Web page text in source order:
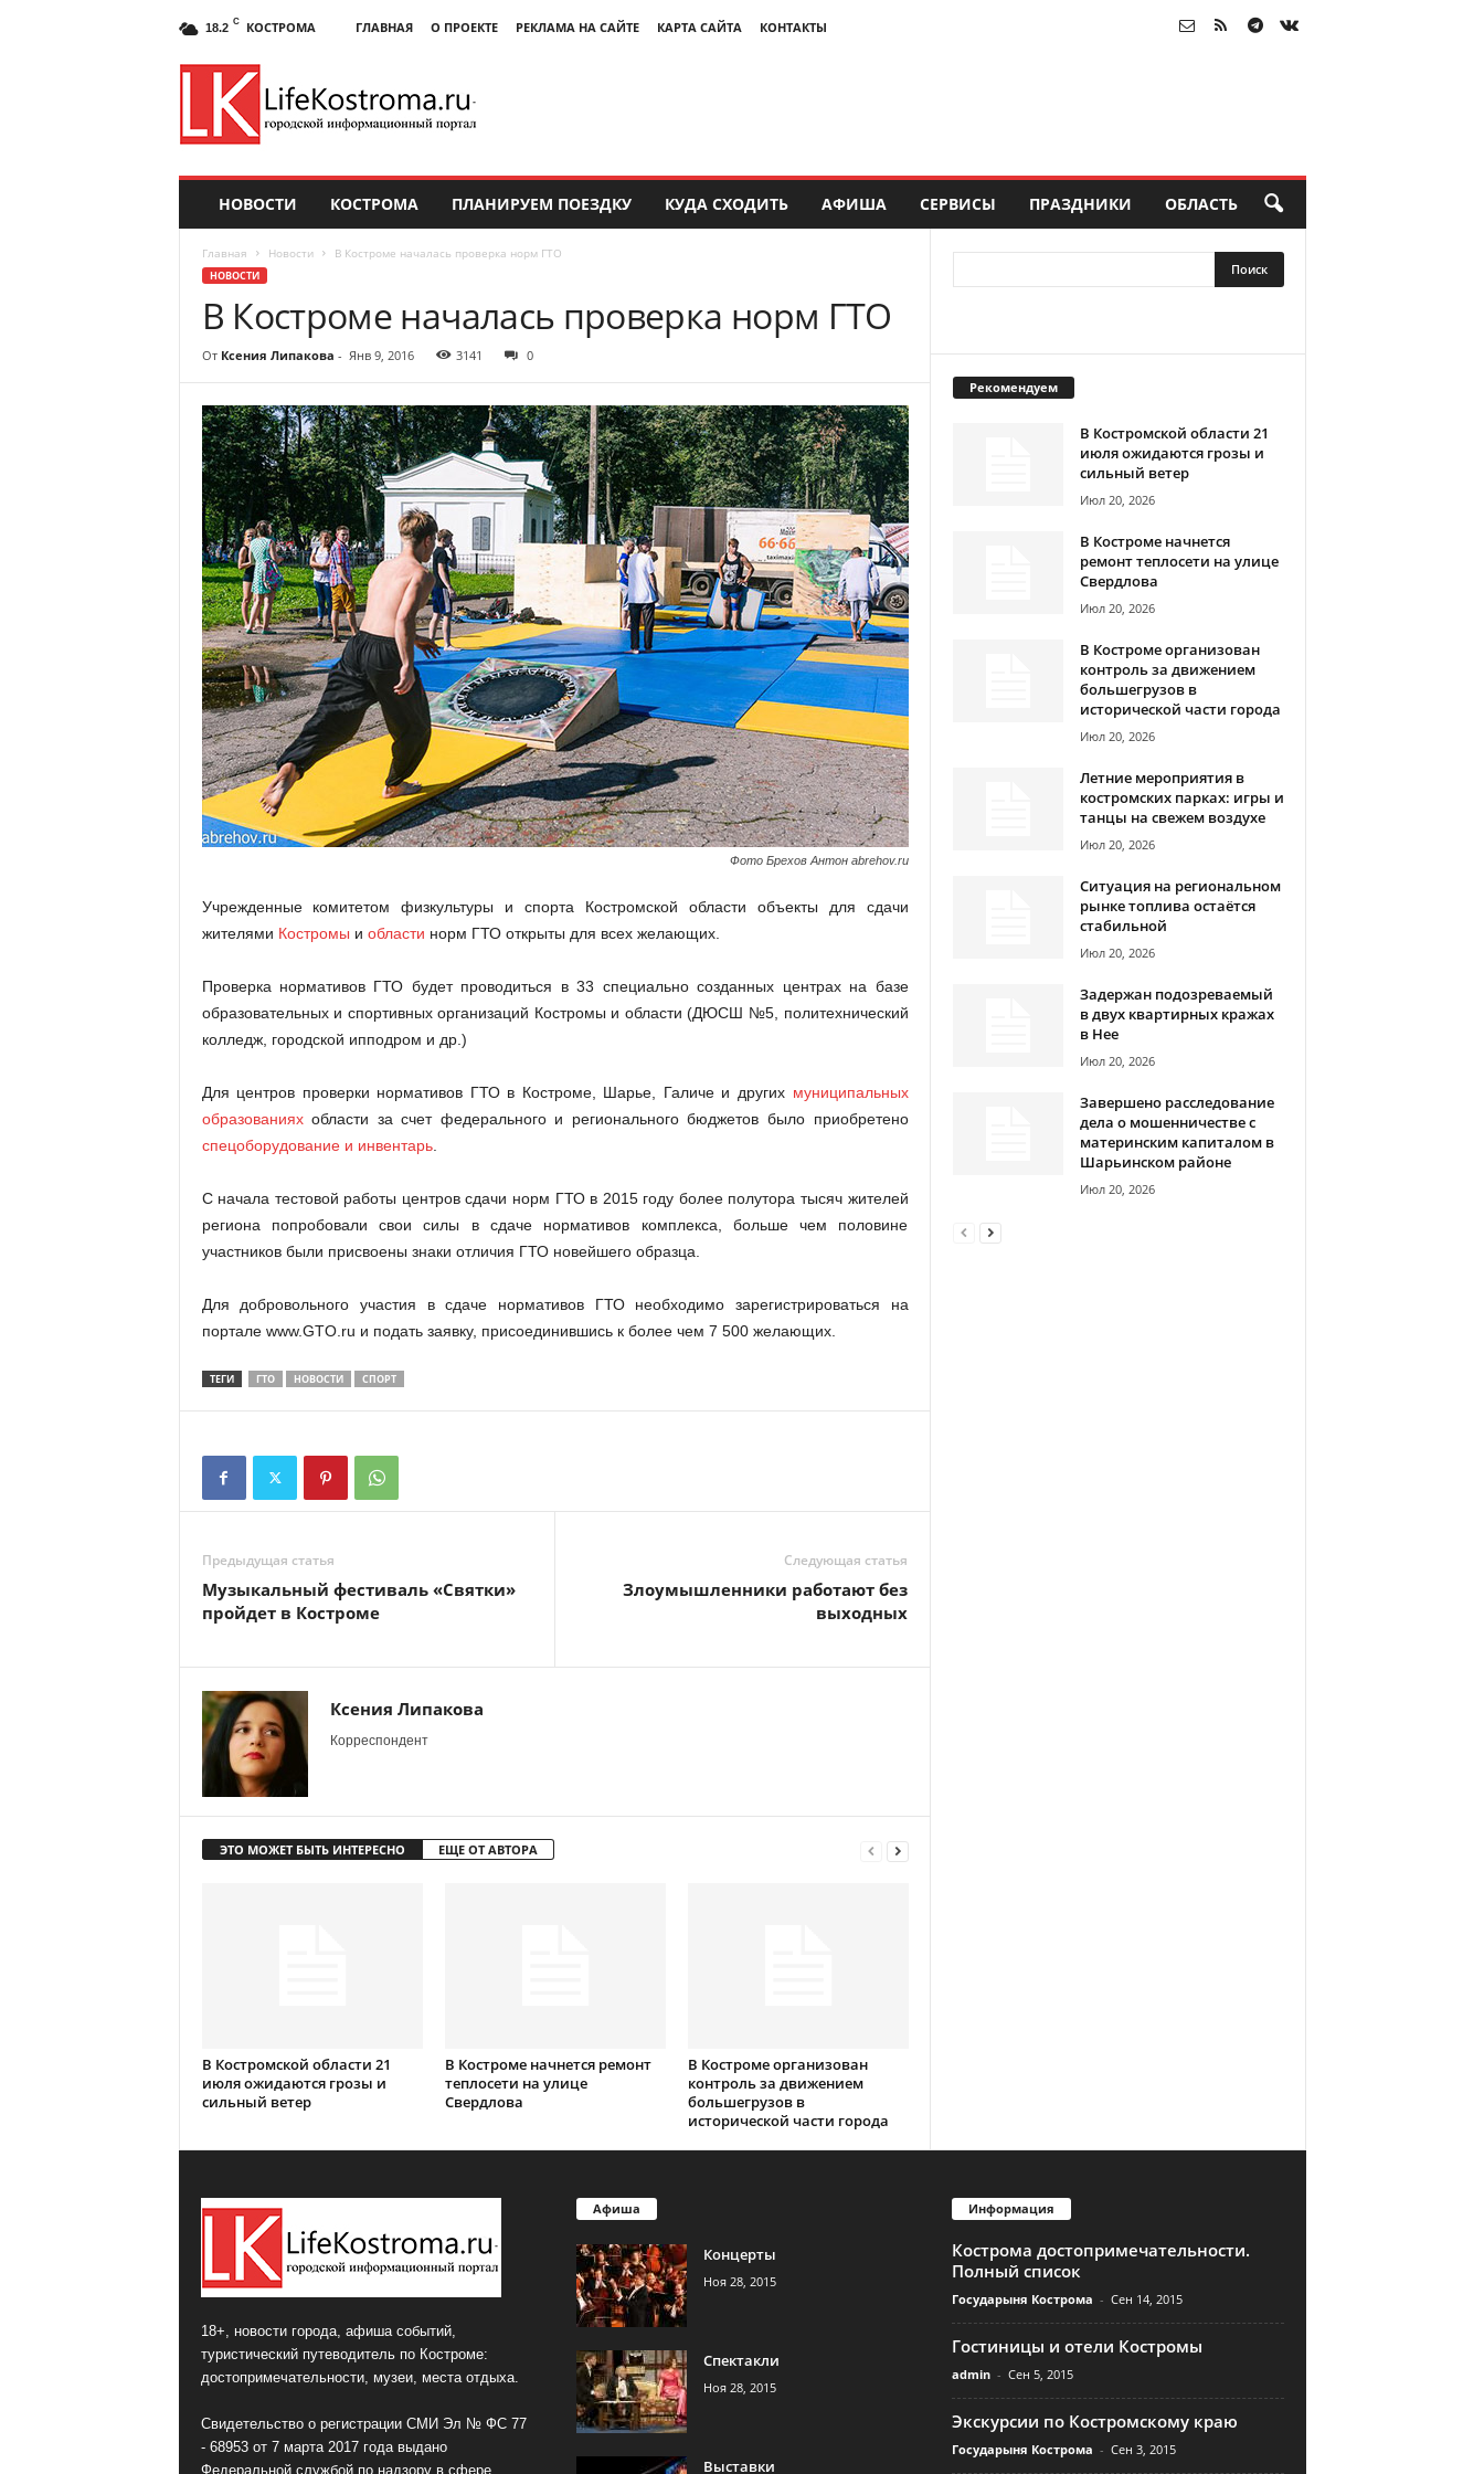
18.2 C КОСТРОМА ГЛАВНАЯ О ПРОЕКТЕ РЕКЛАМА НА САЙТЕ КАРТА САЙТА КОНТАКТЫ
НОВОСТИ КОСТРОМА ПЛАНИРУЕМ ПОЕЗДКУ КУДА СХОДИТЬ АФИША СЕРВИСЫ ПРАЗДНИКИ ОБЛАСТЬ
Главная Новости В Костроме началась проверка норм ГТО
НОВОСТИ
В Костроме началась проверка норм ГТО
От Ксения Липакова - Янв 9, 2016 3141 0
Фото Брехов Антон abrehov.ru
Учрежденные комитетом физкультуры и спорта Костромской области объекты для сдачи
жителями Костромы и области норм ГТО открыты для всех желающих.
Проверка нормативов ГТО будет проводиться в 33 специально созданных центрах на базе
образовательных и спортивных организаций Костромы и области (ДЮСШ №5, политехнический
колледж, городской ипподром и др.)
Для центров проверки нормативов ГТО в Костроме, Шарье, Галиче и других муниципальных
образованияхобласти за счет федерального и регионального бюджетов было приобретено
спецоборудование и инвентарь.
С начала тестовой работы центров сдачи норм ГТО в 2015 году более полутора тысяч жителей
региона попробовали свои силы в сдаче нормативов комплекса, больше чем половине
участников были присвоены знаки отличия ГТО новейшего образца.
Для добровольного участия в сдаче нормативов ГТО необходимо зарегистрироваться на
портале www.GTO.ru и подать заявку, присоединившись к более чем 7 500 желающих.
ТЕГИ ГТО НОВОСТИ СПОРТ
Предыдущая статья
Музыкальный фестиваль «Святки»
пройдет в Костроме
Следующая статья
Злоумышленники работают без
выходных
Ксения Липакова
Корреспондент
ЭТО МОЖЕТ БЫТЬ ИНТЕРЕСНО ЕЩЕ ОТ АВТОРА
В Костромской области 21
июля ожидаются грозы и
сильный ветер
В Костроме начнется ремонт
теплосети на улице
Свердлова
В Костроме организован
контроль за движением
большегрузов в
исторической части города
Рекомендуем
В Костромской области 21
июля ожидаются грозы и
сильный ветер
Июл 20, 2026
В Костроме начнется
ремонт теплосети на улице
Свердлова
Июл 20, 2026
В Костроме организован
контроль за движением
большегрузов в
исторической части города
Июл 20, 2026
Летние мероприятия в
костромских парках: игры и
танцы на свежем воздухе
Июл 20, 2026
Ситуация на региональном
рынке топлива остаётся
стабильной
Июл 20, 2026
Задержан подозреваемый
в двух квартирных кражах
в Нее
Июл 20, 2026
Завершено расследование
дела о мошенничестве с
материнским капиталом в
Шарьинском районе
Июл 20, 2026
18+, новости города, афиша событий,
туристический путеводитель по Костроме:
достопримечательности, музеи, места отдыха.
Свидетельство о регистрации СМИ Эл № ФС 77
- 68953 от 7 марта 2017 года выдано
Федеральной службой по надзору в сфере
Афиша
Концерты
Ноя 28, 2015
Спектакли
Ноя 28, 2015
Выставки
Информация
Кострома достопримечательности.
Полный список
Государыня Кострома - Сен 14, 2015
Гостиницы и отели Костромы
admin - Сен 5, 2015
Экскурсии по Костромскому краю
Государыня Кострома - Сен 3, 2015